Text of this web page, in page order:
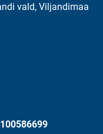
vald, Viljandimaa